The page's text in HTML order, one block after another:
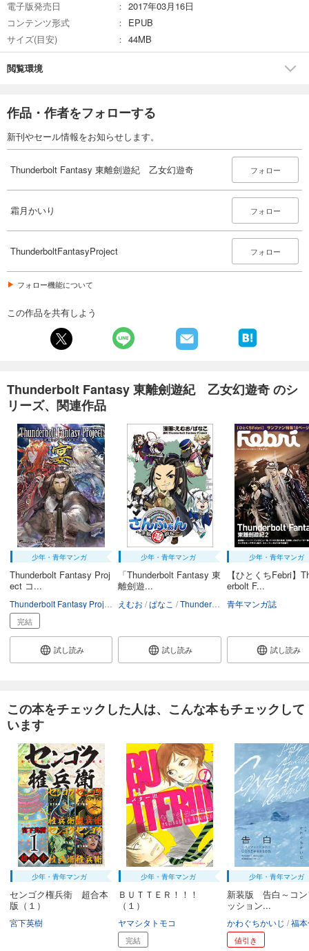
電子版発売日
2017年03月16日
コンテンツ形式
EPUB
サイズ(目安)
44MB
閲覧環境
作品・作者をフォローする
新刊やセール情報をお知らせします。
Thunderbolt Fantasy 東離劍遊紀 乙女幻遊奇 フォロー
霜月かいり フォロー
ThunderboltFantasyProject フォロー
フォロー機能について
この作品を共有しよう
Thunderbolt Fantasy 東離劍遊紀 乙女幻遊奇 のシ
リーズ、関連作品
少年・青年マンガ
Thunderbolt Fantasy Proj
ect コ...
完結
試し読み
少年・青年マンガ
「Thunderbolt Fantasy 東
離劍遊...
えむお ぱなこ Thunderbolt Fantasy Project
試し読み
少年・青年マンガ
【ひとくちFebri】
erbolt F...
青年マンガ誌
試し読み
この本をチェックした人は、こんな本もチェックして
います
少年・青年マンガ
センゴク権兵衛 超合本
版（１）
宮下英樹
少年・青年マンガ
ＢＵＴＴＥＲ！！！
（１）
ヤマシタトモコ
完結
少年・青年マンガ
新装版 告白～コン
ッション...
かわぐちかいじ 福
値引き